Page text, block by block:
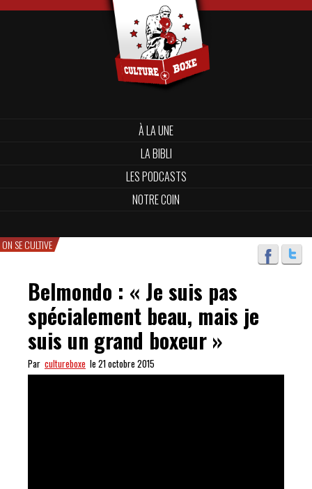
À LA UNE
LA BIBLI
LES PODCASTS
NOTRE COIN
ON SE CULTIVE
Belmondo : « Je suis pas
spécialement beau, mais je
suis un grand boxeur »
Par cultureboxe le 21 octobre 2015